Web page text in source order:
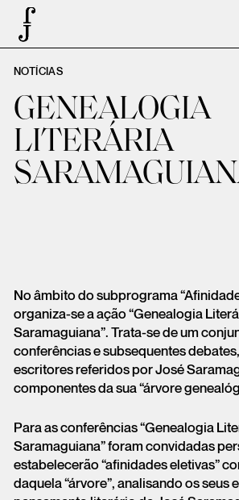
José Saramago
Programação
A Fundação
Parceiros
Carrinho
Login
NOTÍCIAS
GENEALOGIA
LITERÁRIA
No âmbito do subprograma
organiza-se a ação “Genealogia
Saramaguiana”. Trata-se de um
conferências e subsequentes
escritores referidos por José
componentes da sua “árvore
Para as conferências “Genealogia
Saramaguiana” foram convidadas
estabelecerão “afinidades eletivas”
daquela “árvore”, analisando os seus